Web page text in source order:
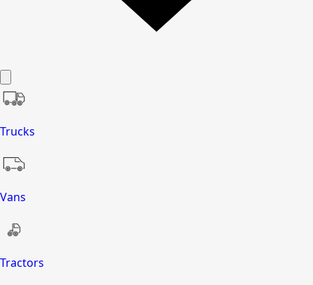
Trucks
Vans
Tractors